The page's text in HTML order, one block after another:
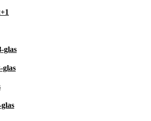
glas
glas